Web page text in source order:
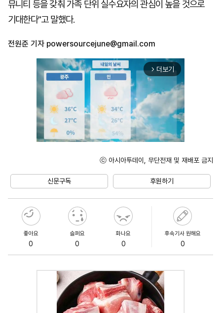
뮤니티 등을 갖춰 가족 단위 실수요자의 관심이 높을 것으로
기대한다"고 말했다.
전원준 기자 powersourcejune@gmail.com
arrow_forward_ios 더보기
ⓒ 아시아투데이, 무단전재 및 재배포 금지
신문구독 후원하기
좋아요
0
슬퍼요
0
화나요
0
후속기사 원해요
0